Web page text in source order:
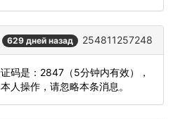
629 дней назад 254811257248
码是：2847（5分钟内有效），
人操作，请忽略本条消息。